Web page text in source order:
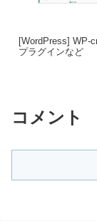
[WordPress] WP-
プラグインなど
コメント